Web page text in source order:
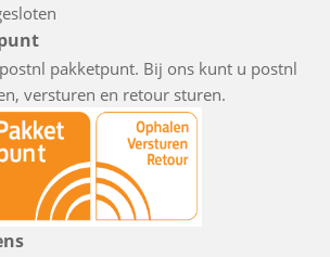
pakketpunt. Bij ons kunt u postnl
versturen en retour sturen.